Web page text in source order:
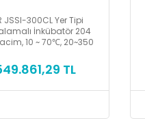
JSSI-300CL Yer Tipi
İnkübatör 204
10 ~ 70℃, 20~350
TL